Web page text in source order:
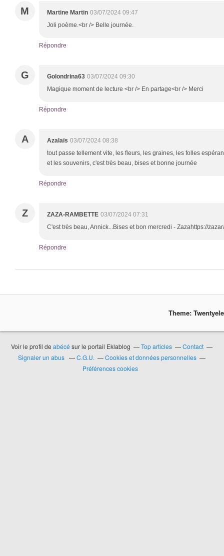
M Martine Martin 03/07/2024 09:47
Joli poème.<br /> Belle journée.
Répondre
G Golondrina63 03/07/2024 09:30
Magique moment de lecture <br /> En partage<br /> Merci
Répondre
A Azalaïs 03/07/2024 08:38
tout passe tellement vite, les fleurs, les graines, les folles
et les souvenirs, c'est très beau, bises et bonne journée
Répondre
Z ZAZA-RAMBETTE 03/07/2024 07:31
C'est très beau, Annick...Bises et bon mercredi - Zazahttps://
Répondre
Theme:
Voir le profil deabécé sur le portail Eklablog Top articles
Contact
Signaler un abus
C.G.U.
Cookies et données personnelles
Préférences cookies